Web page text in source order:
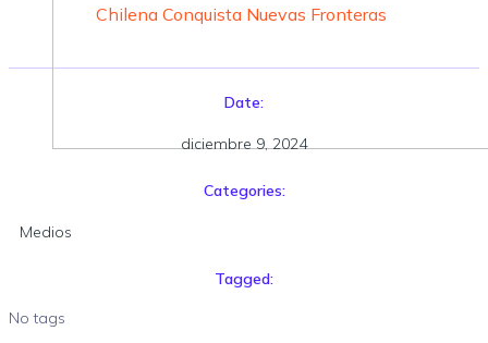
Chilena Conquista Nuevas Fronteras
Date:
diciembre 9, 2024
Categories:
Medios
Tagged:
No tags